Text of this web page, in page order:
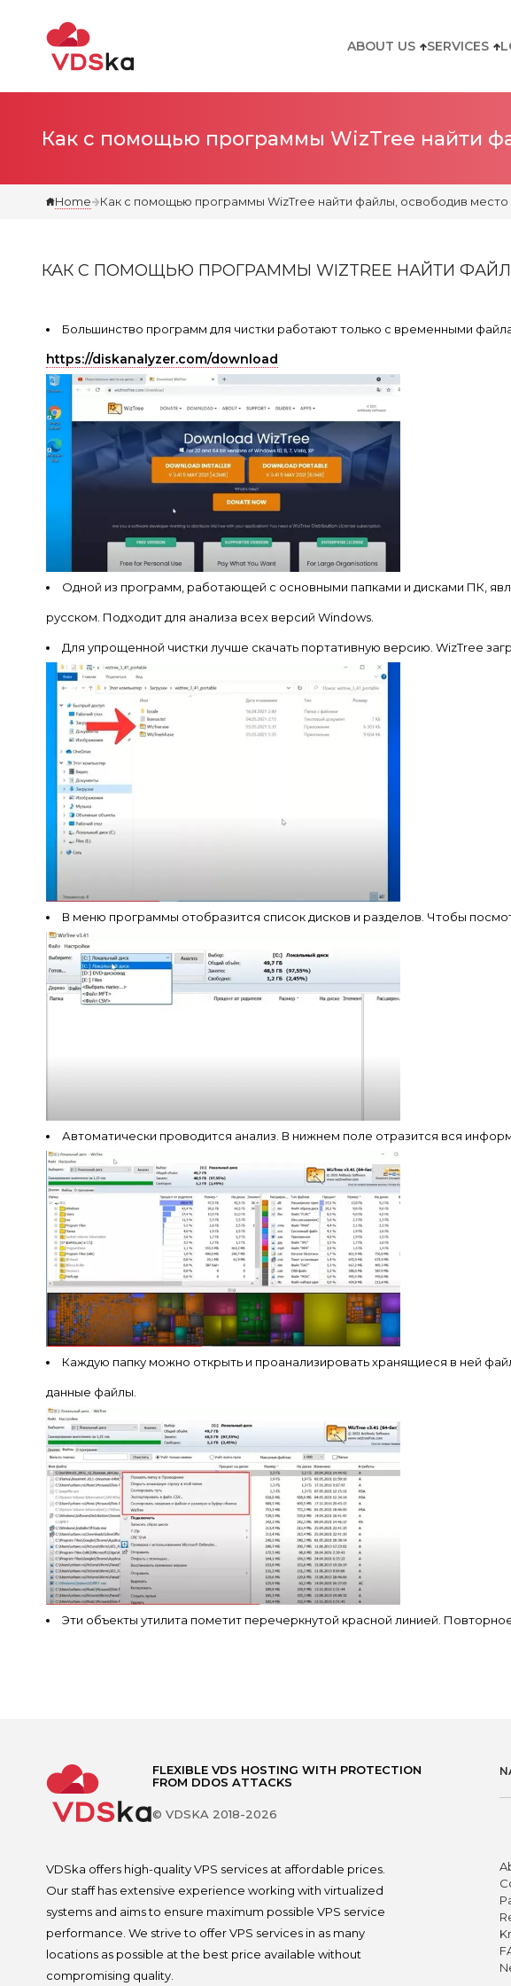
ABOUT US SERVICES
Как с помощью программы WizTree найти
Home Как с помощью программы WizTree найти файлы, освободив место
КАК С ПОМОЩЬЮ ПРОГРАММЫ WIZTREE НАЙТИ
Большинство программ для чистки работают только с временными
https://diskanalyzer.com/download
Одной из программ, работающей с основными папками и дисками ПК,
русском. Подходит для анализа всех версий Windows.
Для упрощенной чистки лучше скачать портативную версию. WizTree
В меню программы отобразится список дисков и разделов. Чтобы
Автоматически проводится анализ. В нижнем поле отразится вся
Каждую папку можно открыть и проанализировать хранящиеся в ней
данные файлы.
Эти объекты утилита пометит перечеркнутой красной линией.
FLEXIBLE VDS HOSTING WITH PROTECTION
FROM DDOS ATTACKS
© VDSKA 2018-2026
VDSka offers high-quality VPS services at affordable prices.
Our staff has extensive experience working with virtualized
systems and aims to ensure maximum possible VPS service
performance. We strive to offer VPS services in as many
locations as possible at the best price available without
compromising quality.